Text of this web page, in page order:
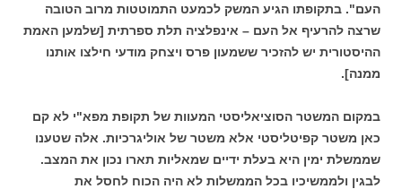
העם". בתקופתו הגיע המשק לכמעט התמוטטות מרוב הטובה
שרצה להרעיף אל העם – אינפלציה תלת ספרתית [שלמען האמת
ההיסטורית יש להזכיר ששמעון פרס ויצחק מודעי חילצו אותנו
ממנה].
במקום המשטר הסוציאליסטי המעוות של תקופת מפא"י לא קם
כאן משטר קפיטליסטי אלא משטר של אוליגרכיות. אלה שטענו
שממשלת ימין היא בעלת ידיים שמאליות תארו נכון את המצב.
לבגין ולממשיכיו בכל הממשלות לא היה הכוח לחסל את